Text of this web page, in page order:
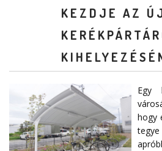
KEZDJE AZ
Egy
hogy